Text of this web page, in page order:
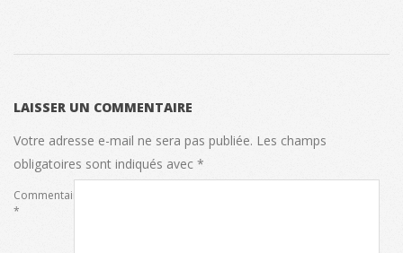
07
LAISSER UN COMMENTAIRE
Votre adresse e-mail ne sera pas publiée. Les champs
obligatoires sont indiqués avec *
Commentaire
*